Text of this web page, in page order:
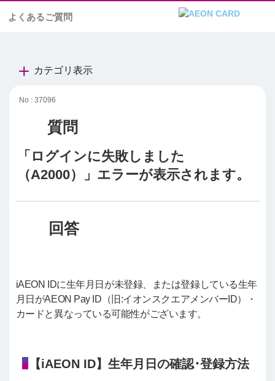
よくあるご質問
カテゴリ表示
No : 37096
「ログインに失敗しました
（A2000）」エラーが表示されます。
iAEON IDに生年月日が未登録、または登録している生年
月日がAEON Pay ID（旧:イオンスクエアメンバーID）・
カードと異なっている可能性がございます。
【iAEON ID】生年月日の確認･登録方法